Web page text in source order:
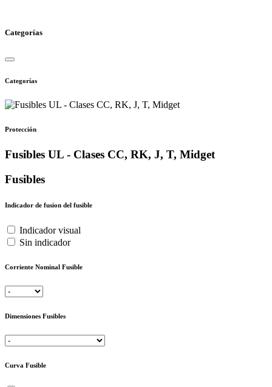
Categorías
Categorías
Protección
Fusibles UL - Clases CC, RK, J, T, Midget
Fusibles
Indicador de fusion del fusible
Indicador visual
Sin indicador
Corriente Nominal Fusible
Dimensiones Fusibles
Curva Fusible